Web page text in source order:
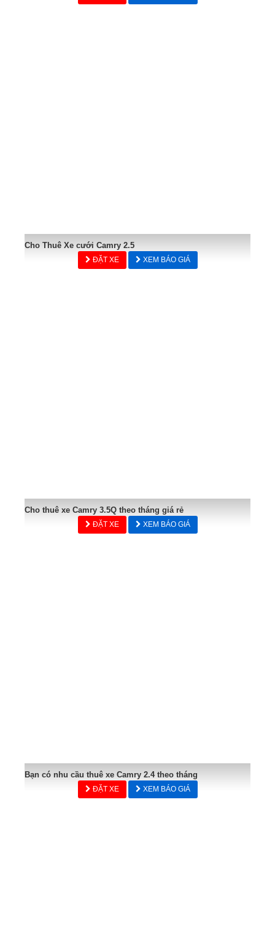
Cho Thuê Xe cưới Camry 2.5
ĐẶT XE XEM BÁO GIÁ
Cho thuê xe Camry 3.5Q theo tháng giá rẻ
ĐẶT XE XEM BÁO GIÁ
Bạn có nhu cầu thuê xe Camry 2.4 theo tháng
ĐẶT XE XEM BÁO GIÁ